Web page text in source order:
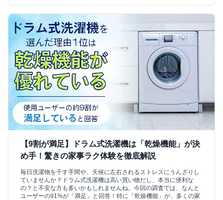
【9割が満足】ドラム式洗濯機は「乾燥機能」が決
め手！驚きの家事ラク体験を徹底解説
毎日洗濯物を干す手間や、天候に左右されるストレスにうんざりし
ていませんか？ドラム式洗濯機は高い買い物だし、本当に便利な
の？と不安な方も多いかもしれませんね。今回の調査では、なんと
ユーザーの91%が「満足」と回答！特に「乾燥機能」が、多くの家